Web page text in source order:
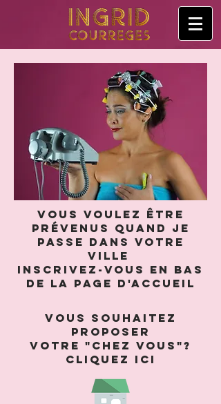
Vous voulez être
prévenus quand je
passe dans votre
ville
inscrivez-vous en bas
de la page d'accueil
Vous souhaitez
PROPOSER
VOTRE "CHEZ VOUS"?
cliquez ici